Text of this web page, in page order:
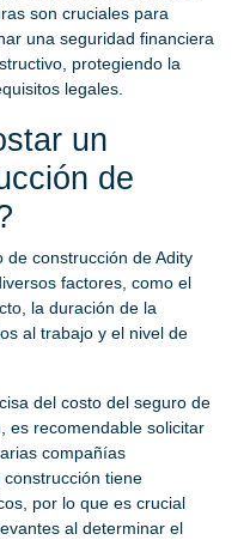
son cruciales para
una seguridad financiera
protegiendo la
legales.
un
de
de construcción de Adity
factores, como el
la duración de la
al trabajo y el nivel de
del costo del seguro de
es recomendable solicitar
compañías
tiene
por lo que es crucial
al determinar el